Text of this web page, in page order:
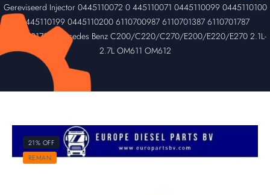
Gereviseerd Injector 0445110072 0 445110071 0445110099 0445110100
0445110199 0445110200 6110700987 6110701387 6110701787
A6110701787 Mercedes Benz C200/C220/C270/E200/E220/E270 2.1L-
2.7L OM611 OM612
21% OFF
REMAN